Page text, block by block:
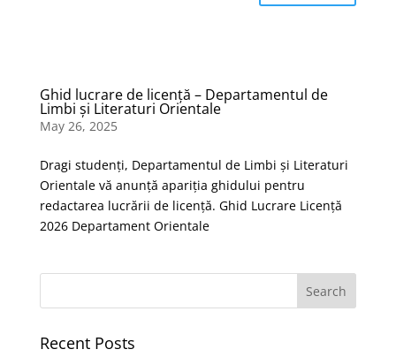
Ghid lucrare de licență – Departamentul de
Limbi și Literaturi Orientale
May 26, 2025
Dragi studenți, Departamentul de Limbi și Literaturi
Orientale vă anunță apariția ghidului pentru
redactarea lucrării de licență. Ghid Lucrare Licență
2026 Departament Orientale
Recent Posts